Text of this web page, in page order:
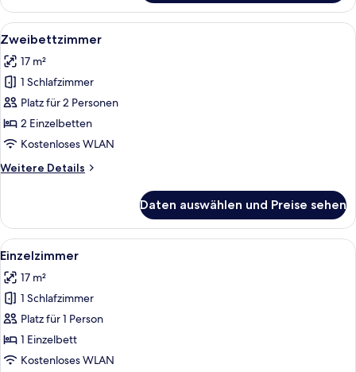
Doppel-
oder
-
Alle
Fotos
für
Zweibettzimmer
anzeigen
Ein modernes Hotelzimmer mit
3
Zweibettzimmer
17 m²
1 Schlafzimmer
Platz für 2 Personen
2 Einzelbetten
Kostenloses WLAN
Weitere Details
Weitere
Daten auswählen und Preise sehen
Alle
Fotos
für
Einzelzimmer
anzeigen
Ein Hotelzimmer mit Bett,
5
Einzelzimmer
17 m²
1 Schlafzimmer
Platz für 1 Person
1 Einzelbett
Kostenloses WLAN